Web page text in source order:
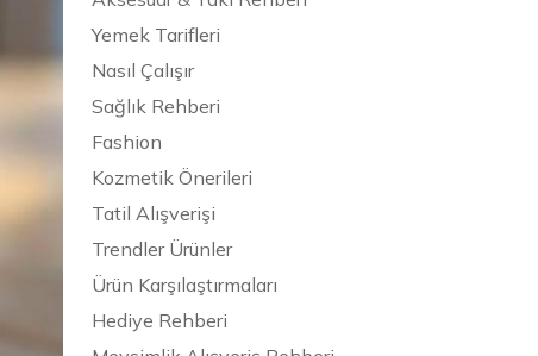
Yemek Tarifleri
Nasıl Çalışır
Sağlık Rehberi
Fashion
Kozmetik Önerileri
Tatil Alışverişi
Trendler Ürünler
Ürün Karşılaştırmaları
Hediye Rehberi